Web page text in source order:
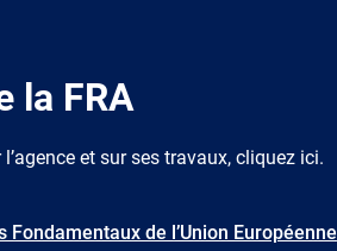
la FRA
et sur ses travaux, cliquez ici.
Fondamentaux de l’Union Européenne